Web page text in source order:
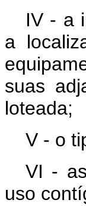
IV - a
a
suas
loteada;
V - o
VI -
uso